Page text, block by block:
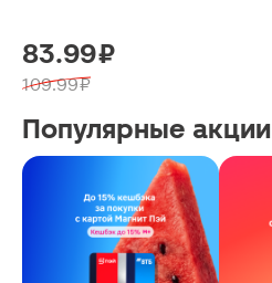
83.99 ₽
109.99 ₽
Популярные акции